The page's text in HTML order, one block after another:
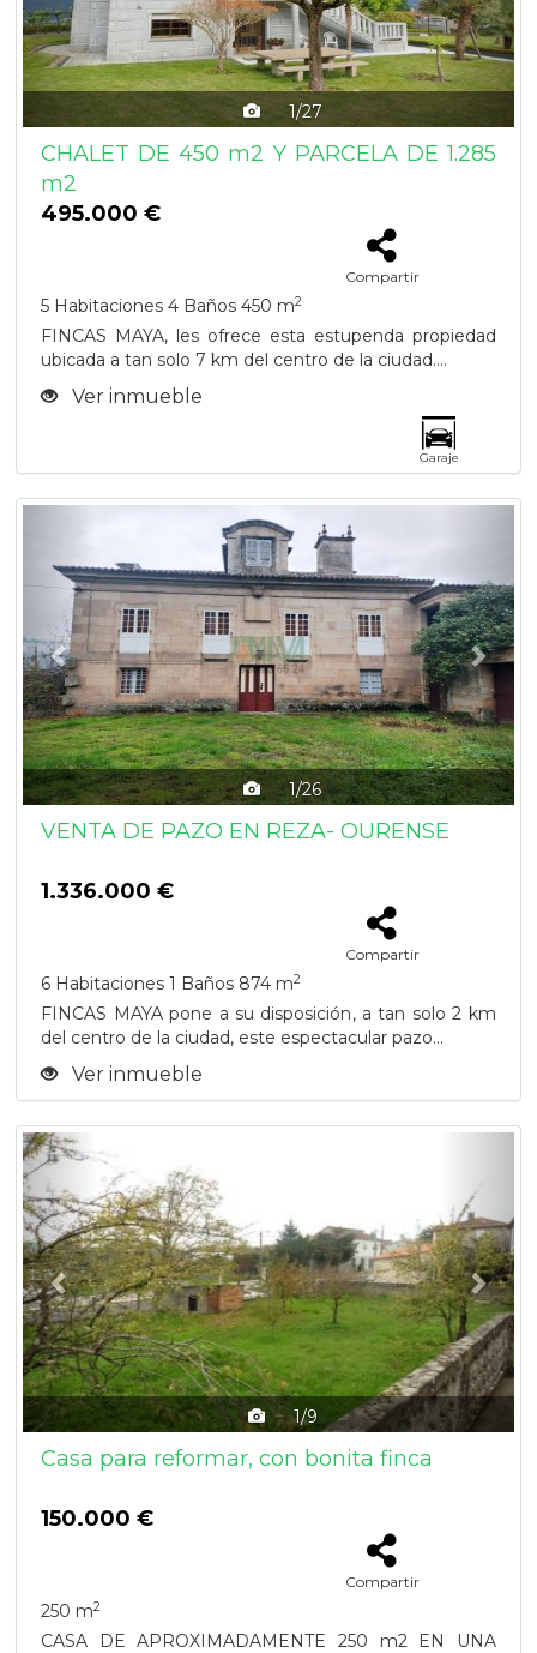
1/27
CHALET DE 450 m2 Y PARCELA DE 1.285
m2
495.000 €
Compartir
5 Habitaciones 4 Baños 450 m2
FINCAS MAYA, les ofrece esta estupenda propiedad
ubicada a tan solo 7 km del centro de la ciudad....
Ver inmueble
Garaje
1/26
VENTA DE PAZO EN REZA- OURENSE
1.336.000 €
Compartir
6 Habitaciones 1 Baños 874 m2
FINCAS MAYA pone a su disposición, a tan solo 2 km
del centro de la ciudad, este espectacular pazo...
Ver inmueble
1/9
Previous
Casa para reformar, con bonita finca
150.000 €
Compartir
250 m2
CASA DE APROXIMADAMENTE 250 m2 EN UNA